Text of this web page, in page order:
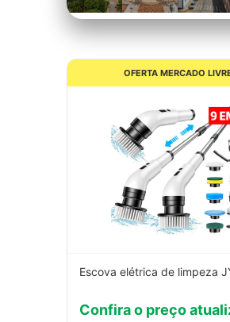
OFERTA MERCADO
Escova elétrica de limpeza
Confira o preço